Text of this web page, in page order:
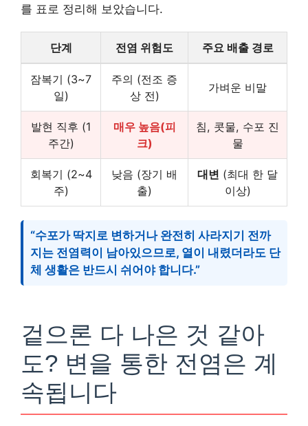
를 표로 정리해 보았습니다.
단계 전염 위험도 주요 배출 경로
잠복기 (3~7
일)
주의 (전조 증
상 전)
가벼운 비말
발현 직후 (1
주간)
매우 높음(피
크)
침, 콧물, 수포 진
물
회복기 (2~4
주)
낮음 (장기 배
출)
대변 (최대 한 달
이상)
“수포가 딱지로 변하거나 완전히 사라지기 전까
지는 전염력이 남아있으므로, 열이 내렸더라도 단
체 생활은 반드시 쉬어야 합니다.”
겉으론 다 나은 것 같아
도? 변을 통한 전염은 계
속됩니다